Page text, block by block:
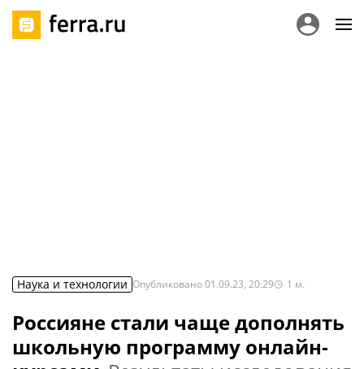
Наука и технологии Опубликовано01.09.23, 20:29 1 м.
Россияне стали чаще дополнять
школьную программу онлайн-